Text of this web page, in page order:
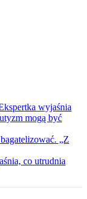
wyjaśnia
mogą być
„Z
co utrudnia